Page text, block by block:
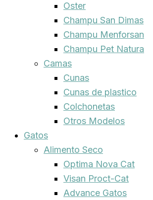
Oster
Champu San Dimas
Champu Menforsan
Champu Pet Natura
Camas
Cunas
Cunas de plastico
Colchonetas
Otros Modelos
Gatos
Alimento Seco
Optima Nova Cat
Visan Proct-Cat
Advance Gatos